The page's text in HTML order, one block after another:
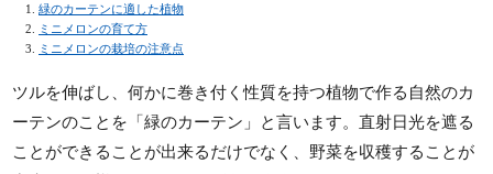
緑のカーテンに適した植物
ミニメロンの育て方
ミニメロンの栽培の注意点
ツルを伸ばし、何かに巻き付く性質を持つ植物で作る自然のカ
ーテンのことを「緑のカーテン」と言います。直射日光を遮る
ことができることが出来るだけでなく、野菜を収穫することが